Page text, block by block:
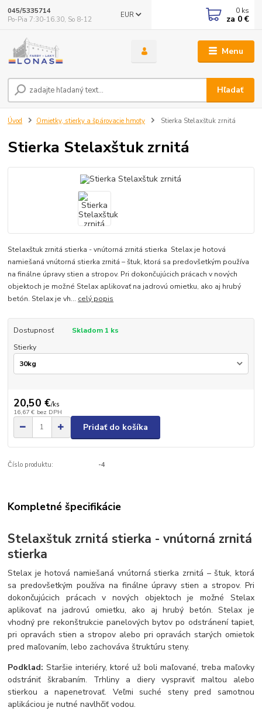
Menu
EUR
Hľadať
045/5335714
Po-Pia 7:30-16.30, So 8-12
0 ks
za 0 €
Úvod Omietky, stierky a špárovacie hmoty Stierka Stelaxštuk zrnitá
Stierka Stelaxštuk zrnitá
Stelaxštuk zrnitá stierka - vnútorná zrnitá stierka Stelax je hotová
namiešaná vnútorná stierka zrnitá – štuk, ktorá sa predovšetkým používa
na finálne úpravy stien a stropov. Pri dokončujúcich prácach v nových
objektoch je možné Stelax aplikovať na jadrovú omietku, ako aj hrubý
betón. Stelax je vh... celý popis
Dostupnosť
Skladom 1 ks
Stierky
20,50 €/ks
16,67 € bez DPH
Pridať do košíka
Číslo produktu: -4
Kompletné špecifikácie
Stelaxštuk zrnitá stierka - vnútorná zrnitá
stierka
Stelax je hotová namiešaná vnútorná stierka zrnitá – štuk, ktorá
sa predovšetkým používa na finálne úpravy stien a stropov. Pri
dokončujúcich prácach v nových objektoch je možné Stelax
aplikovať na jadrovú omietku, ako aj hrubý betón. Stelax je
vhodný pre rekonštrukcie panelových bytov po odstránení tapiet,
pri opravách stien a stropov alebo pri opravách starých omietok
pred maľovaním, lebo zachováva štruktúru steny.
Podklad: Staršie interiéry, ktoré už boli maľované, treba maľovky
odstrániť škrabaním. Trhliny a diery vyspraviť maltou alebo
stierkou a napenetrovať. Veľmi suché steny pred samotnou
aplikáciou je nutné navlhčiť vodou.